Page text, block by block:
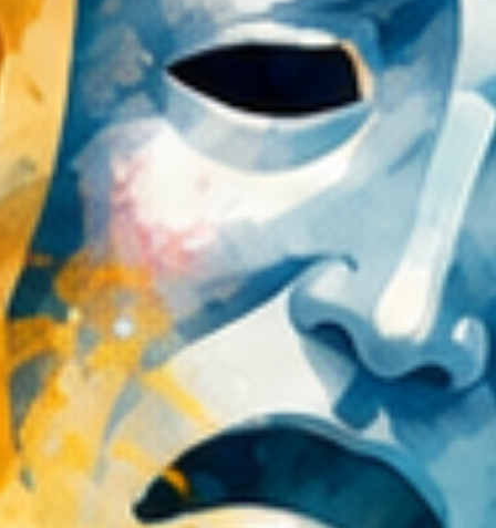
EtnoPolska. Edycja 2022 na
realizację projektu edukacyjnego
"Lelów miejsce spotkania kultur".
Projekt miał na celu przybliżenie
historii oraz zwyczajów kultury
polskiej i żydowskiej, a także
ukazania tego jak, w przeszłości, w
Lelowie przenikały się obie
kultury. Do istotnych założeń
projektu należało również
propagowanie idei dialogu
międzykulturowego, tolerancji i
otwartości. W ramach projektu
zrealizowane zostały liczne
działania edukacyjne, w tym
przede wszystkim: wykłady,
dyskusje, spotkania, pokazy
filmowe, cykle warsztatów
edukacyjnych, konkursy, wystawy i
koncerty. Efektem końcowym
projektu "Lelów miejsce spotkania
kultur" było zorganizowanie
Festiwalu Kultury Polskiej i
Żydowskiej „XIX Święto Ciulimu–
Czulentu”.
Fotorelacja "Święto